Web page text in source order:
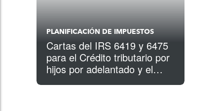
PLANIFICACIÓN DE IMPUESTOS
Cartas del IRS 6419 y 6475
para el Crédito tributario por
hijos por adelantado y el